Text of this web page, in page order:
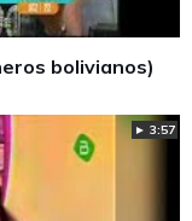
bolivianos)
► 3:57